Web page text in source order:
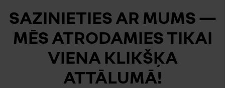
SAZINIETIES AR MUMS —
MĒS ATRODAMIES TIKAI
VIENA KLIKŠĶA
ATTĀLUMĀ!